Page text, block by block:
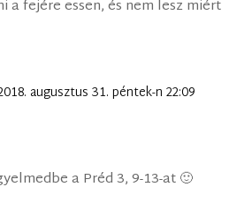
a fejére essen, és nem lesz miért
augusztus 31. péntek-n 22:09
a Préd 3, 9-13-at 🙂